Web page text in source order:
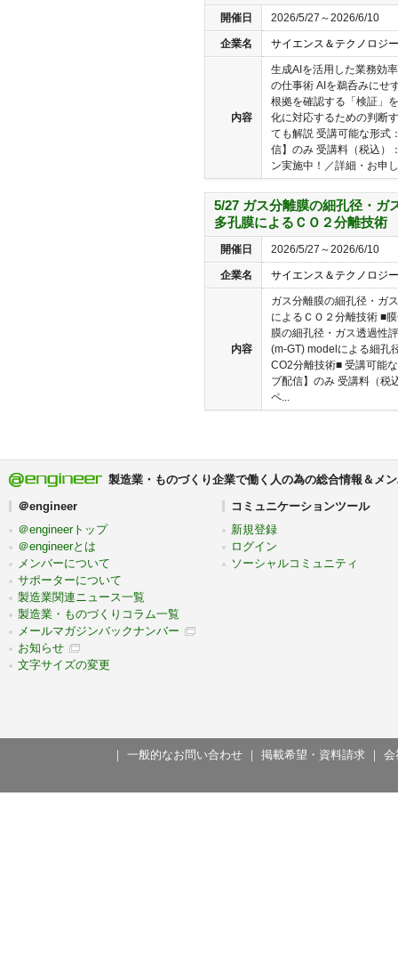
開催日 2026/5/27～2026/6/10
企業名 サイエンス＆テクノロジ
内容
生成AIを活用した業務効
の仕事術 AIを鵜呑みにせ
根拠を確認する「検証」
化に対応するための判断
ても解説 受講可能な形式
信】のみ 受講料（税込）
ン実施中！／詳細・お申
5/27 ガス分離膜の細孔径・ガ
多孔膜によるＣＯ２分離技術
開催日 2026/5/27～2026/6/10
企業名 サイエンス＆テクノロジ
内容
ガス分離膜の細孔径・ガ
によるＣＯ２分離技術 ■
膜の細孔径・ガス透過性
(m-GT) modelによる細孔
CO2分離技術■ 受講可能
ブ配信】のみ 受講料（税
ペ...
製造業・ものづくり企業で働く人の為の総合情報＆メ
＠engineer
＠engineerトップ
＠engineerとは
メンバーについて
サポーターについて
製造業関連ニュース一覧
製造業・ものづくりコラム一覧
メールマガジンバックナンバー
お知らせ
文字サイズの変更
コミュニケーションツール
新規登録
ログイン
ソーシャルコミュニティ
｜ 一般的なお問い合わせ ｜ 掲載希望・資料請求 ｜ 会